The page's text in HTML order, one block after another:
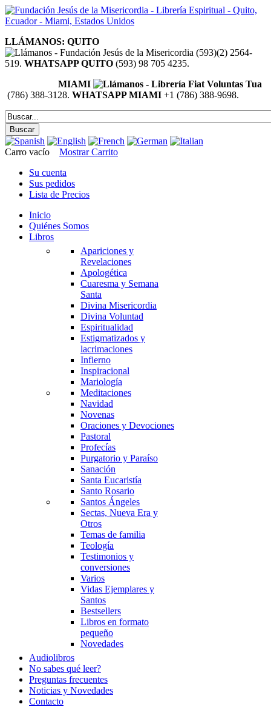
LLÁMANOS: QUITO
(593)(2) 2564-
519. WHATSAPP QUITO (593) 98 705 4235.
MIAMI
(786) 388-3128. WHATSAPP MIAMI +1 (786) 388-9698.
Carro vacío
Mostrar Carrito
Su cuenta
Sus pedidos
Lista de Precios
Inicio
Quiénes Somos
Libros
Apariciones y
Revelaciones
Apologética
Cuaresma y Semana
Santa
Divina Misericordia
Divina Voluntad
Espiritualidad
Estigmatizados y
lacrimaciones
Infierno
Inspiracional
Mariología
Meditaciones
Navidad
Novenas
Oraciones y Devociones
Pastoral
Profecías
Purgatorio y Paraíso
Sanación
Santa Eucaristía
Santo Rosario
Santos Ángeles
Sectas, Nueva Era y
Otros
Temas de familia
Teología
Testimonios y
conversiones
Varios
Vidas Ejemplares y
Santos
Bestsellers
Libros en formato
pequeño
Novedades
Audiolibros
No sabes qué leer?
Preguntas frecuentes
Noticias y Novedades
Contacto